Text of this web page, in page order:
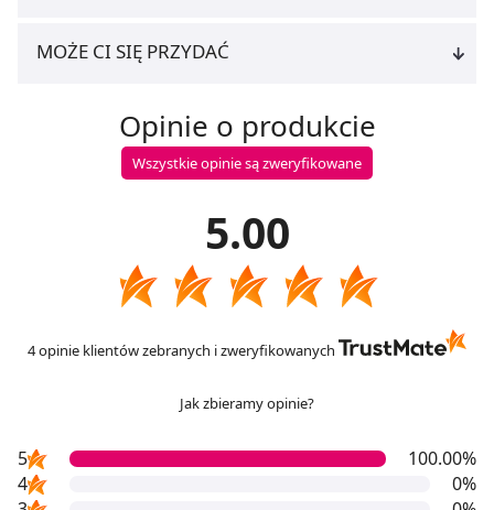
MOŻE CI SIĘ PRZYDAĆ
Opinie o produkcie
Wszystkie opinie są zweryfikowane
5.00
4 opinie klientów zebranych i zweryfikowanych
Jak zbieramy opinie?
5
100.00%
4
0%